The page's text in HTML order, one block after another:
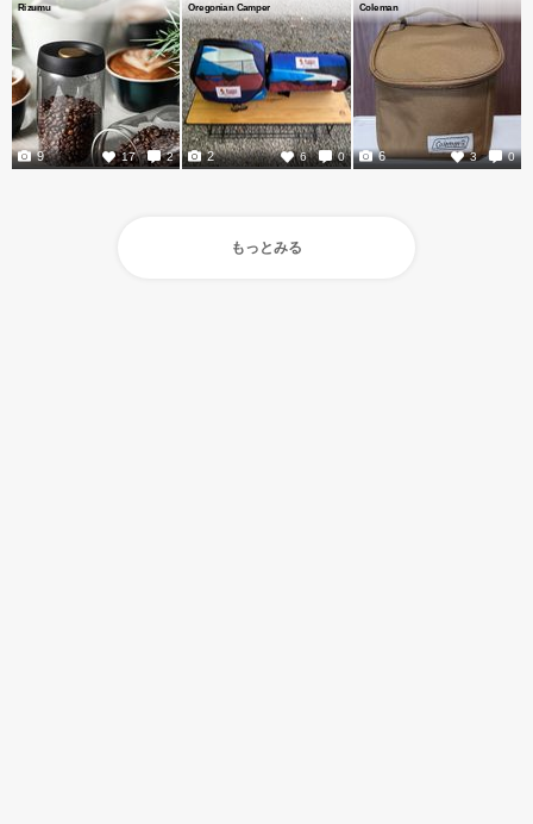
Rizumu
17 2
9
Oregonian Camper
6 0
2
Coleman
3 0
6
もっとみる